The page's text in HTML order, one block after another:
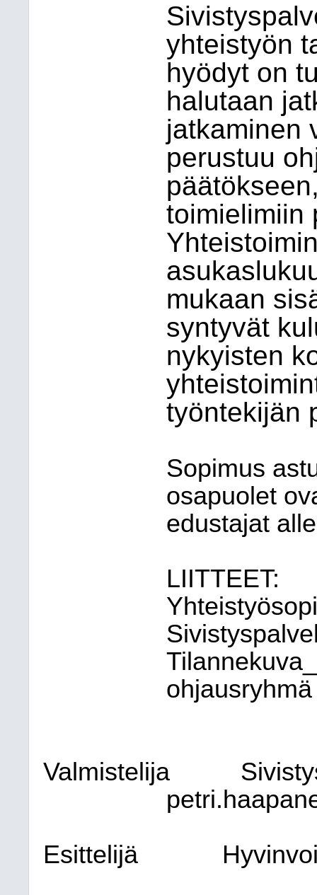
yhteistyön
hyödyt on
halutaan
jatkaminen
perustuu
toimielimiin
mukaan
syntyvät
nykyisten
työntekijän
Sopimus
osapuolet
edustajat
LIITTEET:
ohjausryhmä
Valmistelija
Esittelijä